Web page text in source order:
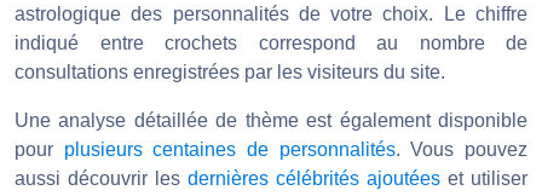
astrologique des personnalités de votre choix. Le chiffre
indiqué entre crochets correspond au nombre de
consultations enregistrées par les visiteurs du site.
Une analyse détaillée de thème est également disponible
pour plusieurs centaines de personnalités. Vous pouvez
aussi découvrir les dernières célébrités ajoutées et utiliser